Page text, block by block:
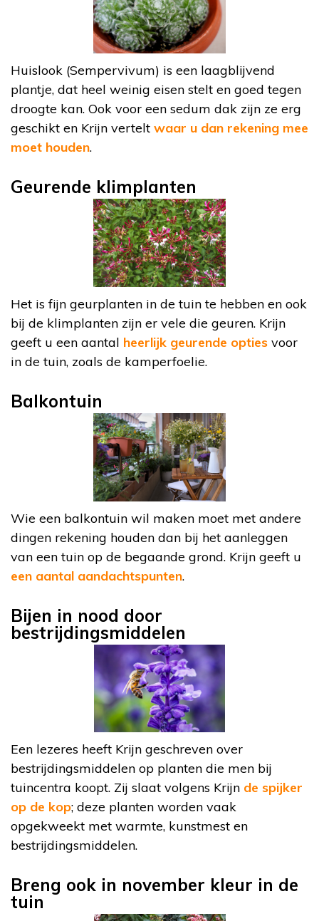
Huislook (Sempervivum) is een laagblijvend
plantje, dat heel weinig eisen stelt en goed tegen
droogte kan. Ook voor een sedum dak zijn ze erg
geschikt en Krijn vertelt waar u dan rekening mee
moet houden.
Geurende klimplanten
Het is fijn geurplanten in de tuin te hebben en ook
bij de klimplanten zijn er vele die geuren. Krijn
geeft u een aantal heerlijk geurende opties voor
in de tuin, zoals de kamperfoelie.
Balkontuin
Wie een balkontuin wil maken moet met andere
dingen rekening houden dan bij het aanleggen
van een tuin op de begaande grond. Krijn geeft u
een aantal aandachtspunten.
Bijen in nood door
bestrijdingsmiddelen
Een lezeres heeft Krijn geschreven over
bestrijdingsmiddelen op planten die men bij
tuincentra koopt. Zij slaat volgens Krijn de spijker
op de kop; deze planten worden vaak
opgekweekt met warmte, kunstmest en
bestrijdingsmiddelen.
Breng ook in november kleur in de
tuin